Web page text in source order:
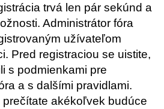
trvá len pár sekúnd a
Administrátor fóra
užívateľom
Pred registraciou se uistite,
s podmienkami pre
a s dalšími pravidlami.
prečítate akékoľvek budúce